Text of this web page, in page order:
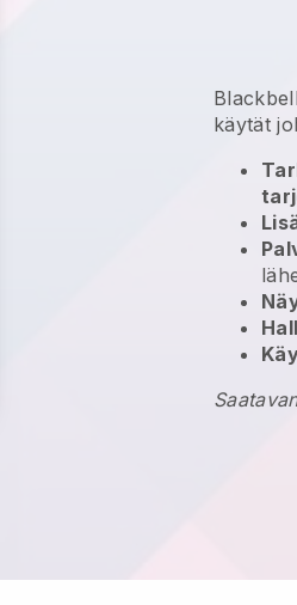
Blackbell
käytät